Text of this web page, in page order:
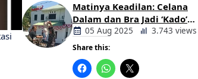
Matinya Keadilan: Celana
Dalam dan Bra Jadi ‘Kado’
untuk Kajari Bulukumba
05 Aug 2025 3.743 views
Share this: